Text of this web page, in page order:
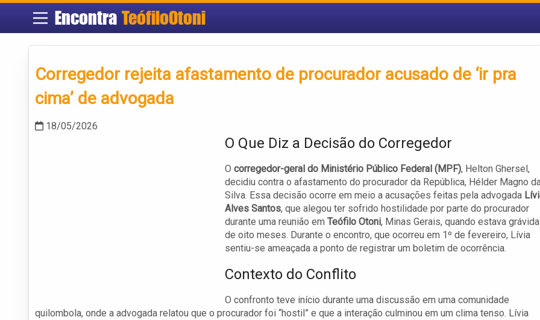
Encontra TeófiloOtoni
Corregedor rejeita afastamento de procurador acusado de ‘ir pra
cima’ de advogada
18/05/2026
O Que Diz a Decisão do Corregedor
O corregedor-geral do Ministério Público Federal (MPF), Helton Ghersel,
decidiu contra o afastamento do procurador da República, Hélder Magno
Silva. Essa decisão ocorre em meio a acusações feitas pela advogada
Alves Santos, que alegou ter sofrido hostilidade por parte do procurador
durante uma reunião em Teófilo Otoni, Minas Gerais, quando estava grávida
de oito meses. Durante o encontro, que ocorreu em 1º de fevereiro, Lívia
sentiu-se ameaçada a ponto de registrar um boletim de ocorrência.
Contexto do Conflito
O confronto teve início durante uma discussão em uma comunidade
quilombola, onde a advogada relatou que o procurador foi “hostil” e que a interação culminou em um clima tenso. Lívia